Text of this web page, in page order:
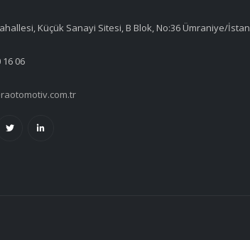
Küçük Sanayi Sitesi, B Blok, No:36 Ümraniye/
16 06